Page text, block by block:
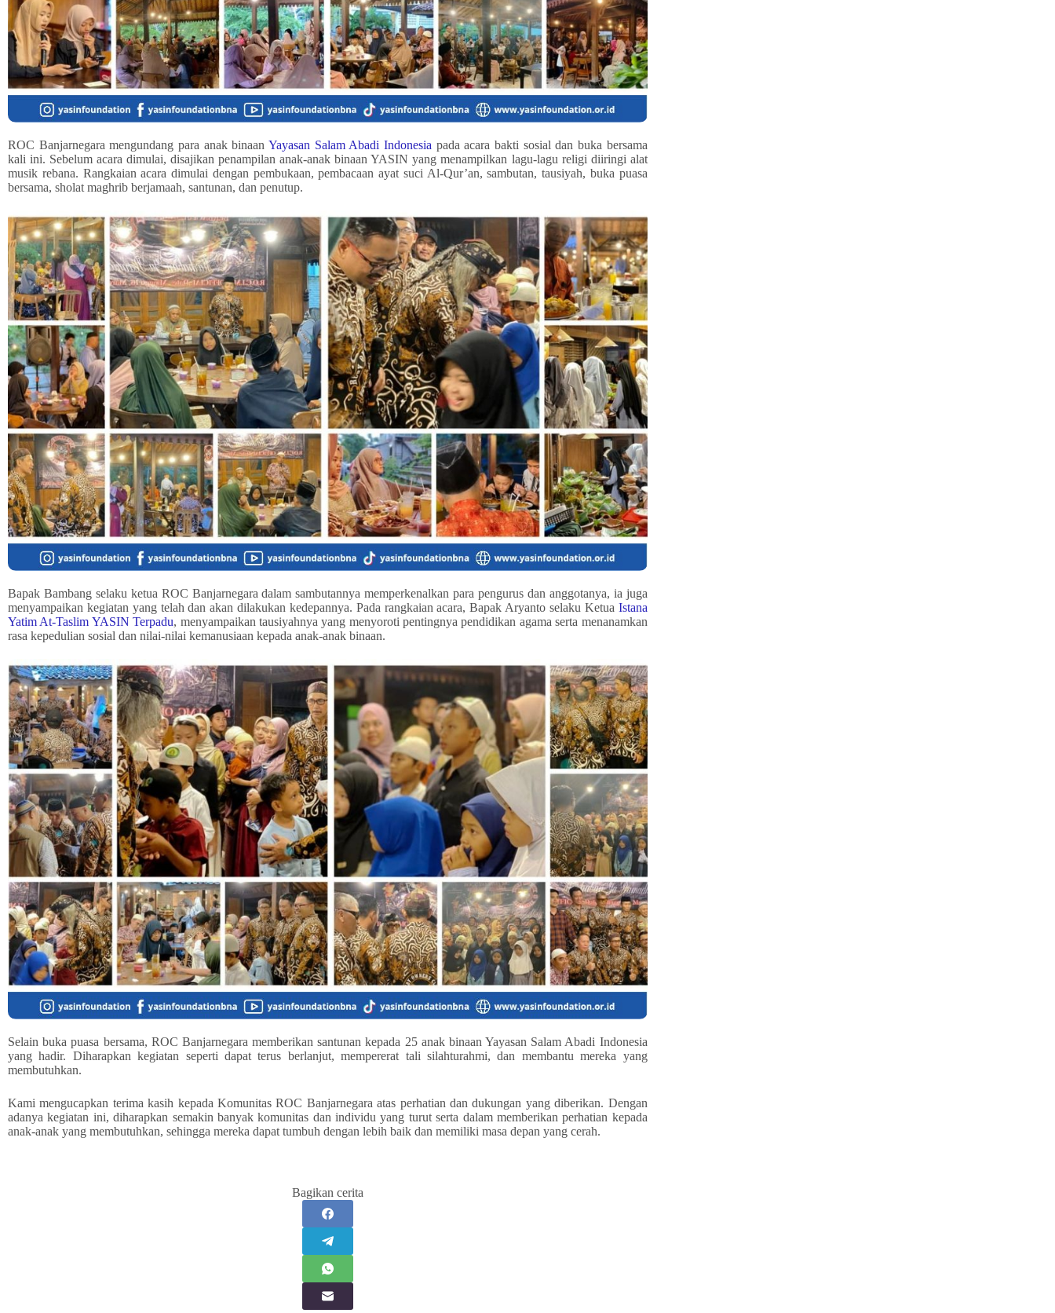
ROC Banjarnegara mengundang para anak binaan Yayasan Salam Abadi Indonesia pada acara bakti sosial dan buka bersama
kali ini. Sebelum acara dimulai, disajikan penampilan anak-anak binaan YASIN yang menampilkan lagu-lagu religi diiringi alat
musik rebana. Rangkaian acara dimulai dengan pembukaan, pembacaan ayat suci Al-Qur’an, sambutan, tausiyah, buka puasa
bersama, sholat maghrib berjamaah, santunan, dan penutup.
Bapak Bambang selaku ketua ROC Banjarnegara dalam sambutannya memperkenalkan para pengurus dan anggotanya, ia juga
menyampaikan kegiatan yang telah dan akan dilakukan kedepannya. Pada rangkaian acara, Bapak Aryanto selaku Ketua Istana
Yatim At-Taslim YASIN Terpadu, menyampaikan tausiyahnya yang menyoroti pentingnya pendidikan agama serta menanamkan
rasa kepedulian sosial dan nilai-nilai kemanusiaan kepada anak-anak binaan.
Selain buka puasa bersama, ROC Banjarnegara memberikan santunan kepada 25 anak binaan Yayasan Salam Abadi Indonesia
yang hadir. Diharapkan kegiatan seperti dapat terus berlanjut, mempererat tali silahturahmi, dan membantu mereka yang
membutuhkan.
Kami mengucapkan terima kasih kepada Komunitas ROC Banjarnegara atas perhatian dan dukungan yang diberikan. Dengan
adanya kegiatan ini, diharapkan semakin banyak komunitas dan individu yang turut serta dalam memberikan perhatian kepada
anak-anak yang membutuhkan, sehingga mereka dapat tumbuh dengan lebih baik dan memiliki masa depan yang cerah.
Bagikan cerita